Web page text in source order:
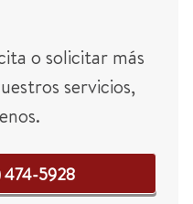
o solicitar más
servicios,
474-5928